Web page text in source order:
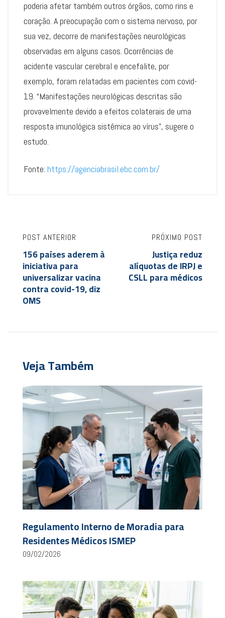
poderia afetar também outros órgãos, como rins e
coração. A preocupação com o sistema nervoso, por
sua vez, decorre de manifestações neurológicas
observadas em alguns casos. Ocorrências de
acidente vascular cerebral e encefalite, por
exemplo, foram relatadas em pacientes com covid-
19. “Manifestações neurológicas descritas são
provavelmente devido a efeitos colaterais de uma
resposta imunológica sistêmica ao vírus”, sugere o
estudo.
Fonte: https://agenciabrasil.ebc.com.br/
POST ANTERIOR
156 países aderem à
iniciativa para
universalizar vacina
contra covid-19, diz
OMS
PRÓXIMO POST
Justiça reduz
alíquotas de IRPJ e
CSLL para médicos
Veja Também
Regulamento Interno de Moradia para
Residentes Médicos ISMEP
09/02/2026